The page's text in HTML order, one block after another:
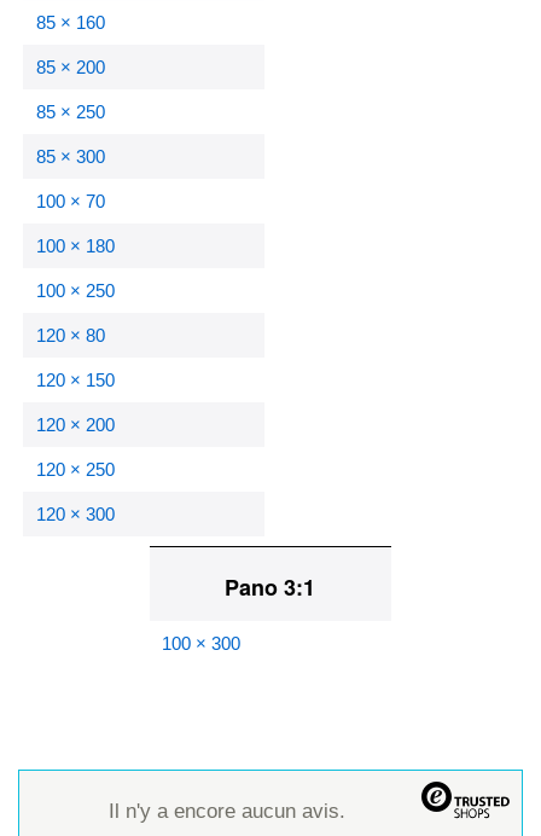
85 × 160
85 × 200
85 × 250
85 × 300
100 × 70
100 × 180
100 × 250
120 × 80
120 × 150
120 × 200
120 × 250
120 × 300
Pano 3:1
100 × 300
Il n'y a encore aucun avis.